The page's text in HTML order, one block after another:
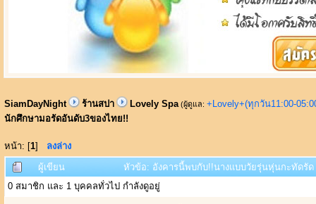
SiamDayNight ร้านสปา Lovely Spa (ผู้ดูแล: +Lovely+(ทุกวัน11:00-
นักศึกษามอรัดอันดับ3ของไทย!!
หน้า: [1] ลงล่าง
ผู้เขียน
หัวข้อ: อังคารนี้พบกับ!!นางแบบวัยรุ่นหุ่นกะทัดรั
0 สมาชิก และ 1 บุคคลทั่วไป กำลังดูอยู่